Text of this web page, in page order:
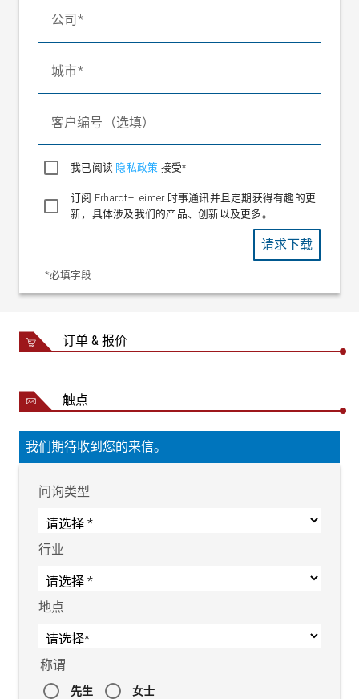
公司
城市
客户编号（选填）
我已阅读 隐私政策 接受*
订阅 Erhardt+Leimer 时事通讯并且定期获得有趣的更
新，具体涉及我们的产品、创新以及更多。
*必填字段
请求下载
订单 & 报价
触点
我们期待收到您的来信。
问询类型
行业
地点
称谓
先生 女士